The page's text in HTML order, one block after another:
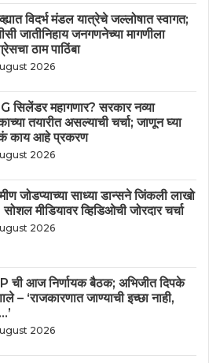
विदर्भ मंडल यात्रेचे जल्लोषात स्वागत;
जातीनिहाय जनगणनेच्या मागणीला
ठाम पाठिंबा
2026
सिलेंडर महागणार? सरकार नव्या
तयारीत असल्याची चर्चा; जाणून घ्या
काय आहे प्रकरण
2026
जोडप्याच्या साध्या डान्सने जिंकली लाखो
मीडियावर व्हिडिओची जोरदार चर्चा
2026
ची आज निर्णायक बैठक; अभिजीत दिपके
– ‘राजकारणात जाण्याची इच्छा नाही,
2026